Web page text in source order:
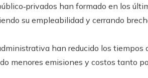
han formado en los
su empleabilidad y cerrando
han reducido los tiempos
menores emisiones y costos tanto